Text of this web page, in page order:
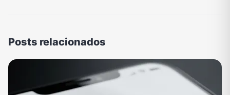
Posts relacionados